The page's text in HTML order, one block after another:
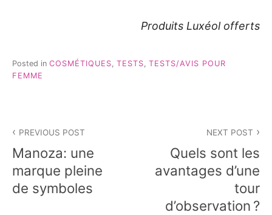
Produits Luxéol offerts
Posted in COSMÉTIQUES, TESTS, TESTS/AVIS POUR
FEMME
de
l’article
PREVIOUS POST
Manoza: une
marque pleine
de symboles
NEXT POST
Quels sont les
avantages d’une
tour
d’observation ?